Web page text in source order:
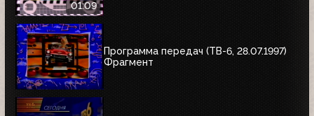
01:09
Программа передач (ТВ-6, 28.07.1997)
Фрагмент